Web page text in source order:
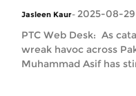
Jasleen Kaur- 2025-08-29
PTC Web Desk: As
wreak havoc across
Muhammad Asif has